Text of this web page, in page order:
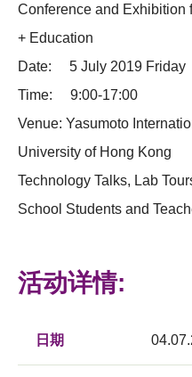
Conference and Exhibition
+ Education
Date: 5 July 2019 Friday
Time: 9:00-17:00
Venue: Yasumoto
University of Hong Kong
Technology Talks, Lab
School Students and
活动详情:
日期